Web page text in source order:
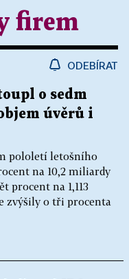
firem
ODEBÍRAT
o sedm
úvěrů i
pololetí letošního
na 10,2 miliardy
procent na 1,113
zvýšily o tři procenta